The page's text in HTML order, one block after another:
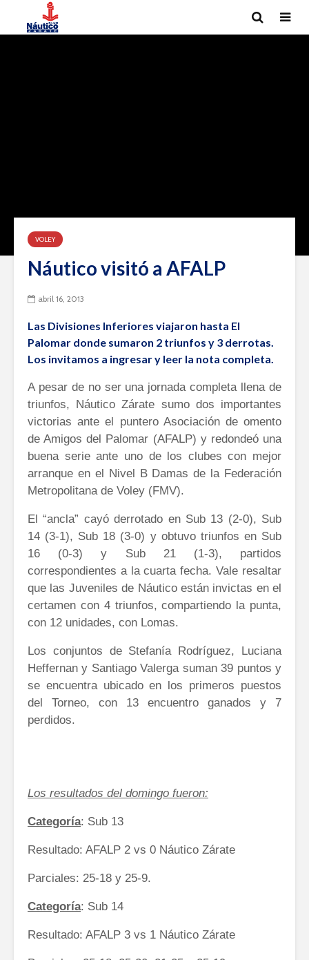
VOLEY
Náutico visitó a AFALP
abril 16, 2013
Las Divisiones Inferiores viajaron hasta El
Palomar donde sumaron 2 triunfos y 3 derrotas.
Los invitamos a ingresar y leer la nota completa.
A pesar de no ser una jornada completa llena de
triunfos, Náutico Zárate sumo dos importantes
victorias ante el puntero Asociación de omento
de Amigos del Palomar (AFALP) y redondeó una
buena serie ante uno de los clubes con mejor
arranque en el Nivel B Damas de la Federación
Metropolitana de Voley (FMV).
El “ancla” cayó derrotado en Sub 13 (2-0), Sub
14 (3-1), Sub 18 (3-0) y obtuvo triunfos en Sub
16 (0-3) y Sub 21 (1-3), partidos
correspondientes a la cuarta fecha. Vale resaltar
que las Juveniles de Náutico están invictas en el
certamen con 4 triunfos, compartiendo la punta,
con 12 unidades, con Lomas.
Los conjuntos de Stefanía Rodríguez, Luciana
Heffernan y Santiago Valerga suman 39 puntos y
se encuentra ubicado en los primeros puestos
del Torneo, con 13 encuentro ganados y 7
perdidos.
Los resultados del domingo fueron:
Categoría: Sub 13
Resultado: AFALP 2 vs 0 Náutico Zárate
Parciales: 25-18 y 25-9.
Categoría: Sub 14
Resultado: AFALP 3 vs 1 Náutico Zárate